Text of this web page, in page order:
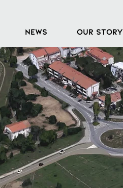
NEWS OUR STORY